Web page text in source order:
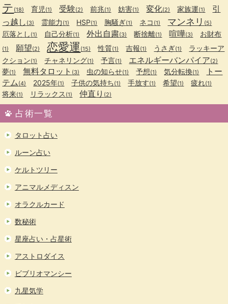
テ (18) 育児 (1) 受験(2) 前兆(1) 妨害(1) 変化(2) 家族運(1)
引
っ越し (3) 霊能力 (1) HSP(1) 胸騒ぎ(1) ネコ (1) マンネリ (5)
厄落とし (1) 自己分析(1) 外出自粛(3) 断捨離(1) 喧嘩(3) お財布
(1) 願望(2) 恋愛運 (15) 性質(1) 吉報(1) うさぎ(1)
ラッキーア
クション(1) チャネリング(1) 予言(1) エネルギーバンパイア(2)
夢(1) 無料タロット (3) 虫の知らせ(1) 予想(1) 気分転換(1)
トー
テム (4) 2025年(1) 子供の気持ち(1) 手放す(1) 希望(1) 疲れ(1)
将来(1) リラックス (1) 仲直り (2)
占術一覧
タロット占い
ルーン占い
ケルトツリー
アニマルメディスン
オラクルカード
数秘術
星座占い・占星術
アストロダイス
ビブリオマンシー
九星気学